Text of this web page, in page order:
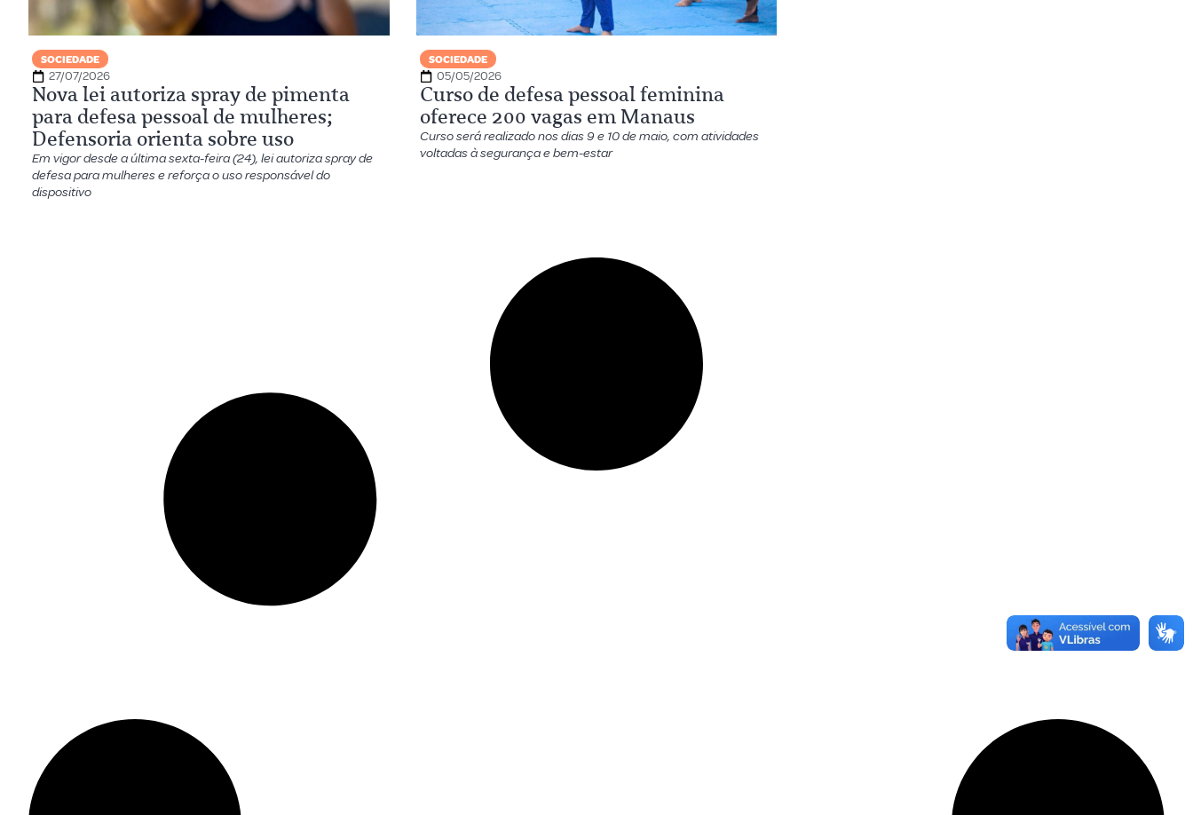
SOCIEDADE
27/07/2026
Nova lei autoriza spray de pimenta
para defesa pessoal de mulheres;
Defensoria orienta sobre uso
Em vigor desde a última sexta-feira (24), lei autoriza spray de
defesa para mulheres e reforça o uso responsável do
dispositivo
SOCIEDADE
05/05/2026
Curso de defesa pessoal feminina
oferece 200 vagas em Manaus
Curso será realizado nos dias 9 e 10 de maio, com atividades
voltadas à segurança e bem-estar